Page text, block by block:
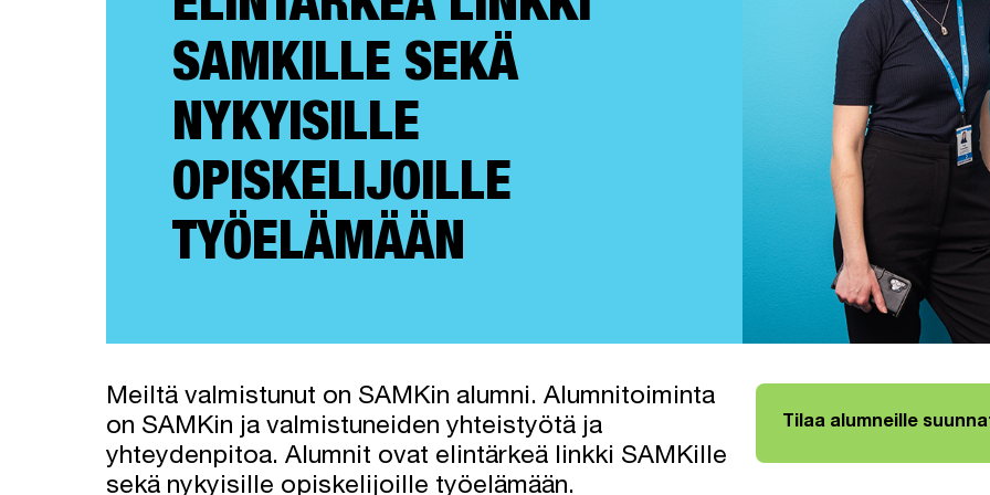
SAMKILLE SEKÄ
NYKYISILLE
OPISKELIJOILLE
TYÖELÄMÄÄN
Meiltä valmistunut on SAMKin alumni. Alumnitoiminta
on SAMKin ja valmistuneiden yhteistyötä ja
yhteydenpitoa. Alumnit ovat elintärkeä linkki SAMKille
sekä nykyisille opiskelijoille työelämään.
Tilaa alumneille